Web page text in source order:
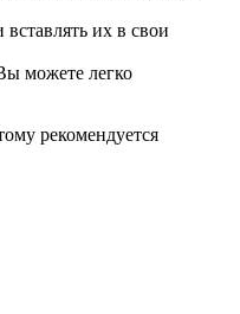
их в свои
можете легко
рекомендуется